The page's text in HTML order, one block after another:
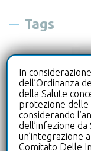
Tags
biologo
drive-in
microbiologia
In
dell’Ordinanza
della Salute
protezione delle
considerando
dell’infezione da
un’integrazione
Comitato Delle